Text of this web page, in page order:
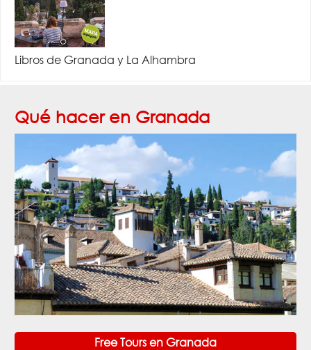
Libros de Granada y La Alhambra
Qué hacer en Granada
Free Tours en Granada